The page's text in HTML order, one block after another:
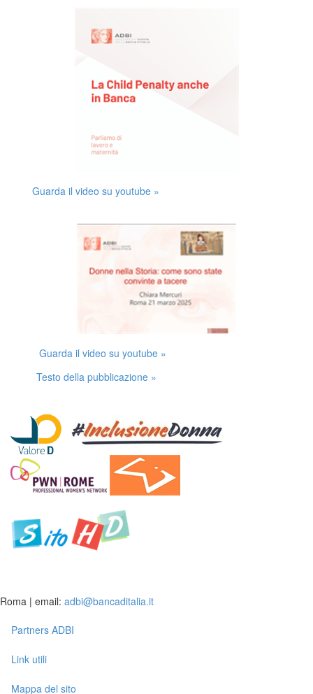
Guarda il video su youtube »
Guarda il video su youtube »
Testo della pubblicazione »
Roma | email: adbi@bancaditalia.it
Partners ADBI
Link utili
Mappa del sito